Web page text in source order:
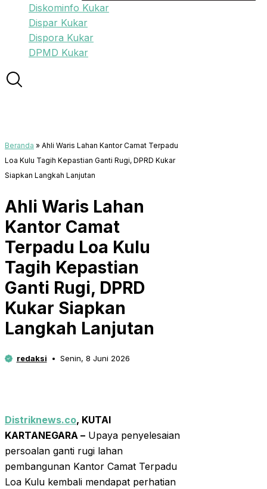
Diskominfo Kukar
Dispar Kukar
Dispora Kukar
DPMD Kukar
Beranda » Ahli Waris Lahan Kantor Camat Terpadu
Loa Kulu Tagih Kepastian Ganti Rugi, DPRD Kukar
Siapkan Langkah Lanjutan
Ahli Waris Lahan
Kantor Camat
Terpadu Loa Kulu
Tagih Kepastian
Ganti Rugi, DPRD
Kukar Siapkan
Langkah Lanjutan
redaksi Senin, 8 Juni 2026
Distriknews.co, KUTAI
KARTANEGARA – Upaya penyelesaian
persoalan ganti rugi lahan
pembangunan Kantor Camat Terpadu
Loa Kulu kembali mendapat perhatian